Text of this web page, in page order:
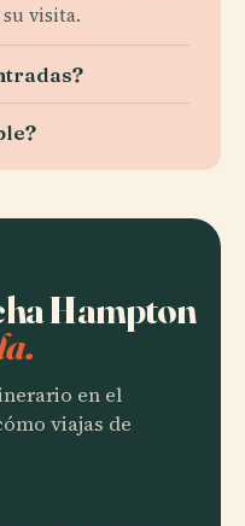
visita.
Hampton
en el
viajas de